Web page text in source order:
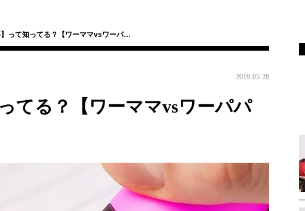
】って知ってる？【ワーママvsワーパ…
2019.05.28
てる？【ワーママvsワーパパ